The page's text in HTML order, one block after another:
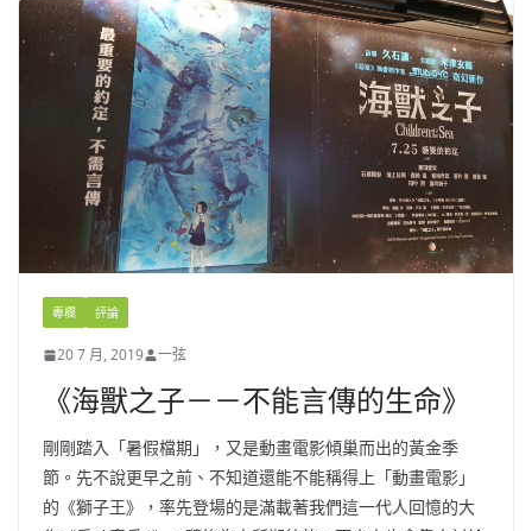
專欄 評論
20 7 月, 2019 一弦
《海獸之子－－不能言傳的生命》
剛剛踏入「暑假檔期」，又是動畫電影傾巢而出的黃金季
節。先不說更早之前、不知道還能不能稱得上「動畫電影」
的《獅子王》，率先登場的是滿載著我們這一代人回憶的大